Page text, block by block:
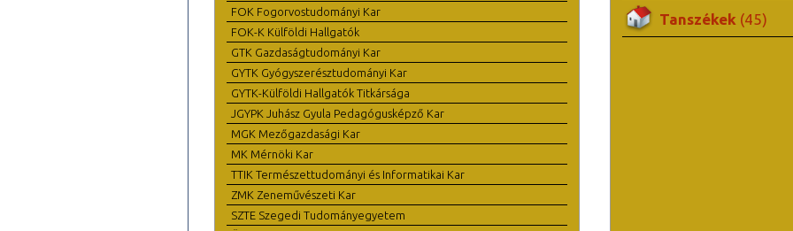
FOK Fogorvostudományi Kar
FOK-K Külföldi Hallgatók
GTK Gazdaságtudományi Kar
GYTK Gyógyszerésztudományi Kar
GYTK-Külföldi Hallgatók Titkársága
JGYPK Juhász Gyula Pedagógusképző Kar
MGK Mezőgazdasági Kar
MK Mérnöki Kar
TTIK Természettudományi és Informatikai Kar
ZMK Zeneművészeti Kar
SZTE Szegedi Tudományegyetem
Tanszékek (45)